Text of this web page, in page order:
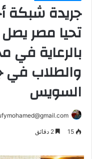
جريدة شبكة
تحيا مصر يصل
بالرعاية في
والطلاب في
السويس
15